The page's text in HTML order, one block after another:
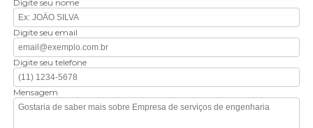
Digite seu nome
Digite seu email
Digite seu telefone
Mensagem